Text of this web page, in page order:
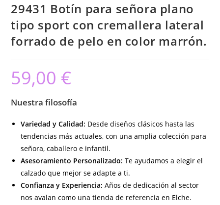
29431 Botín para señora plano
tipo sport con cremallera lateral
forrado de pelo en color marrón.
59,00 €
Nuestra filosofía
Variedad y Calidad: Desde diseños clásicos hasta las
tendencias más actuales, con una amplia colección para
señora, caballero e infantil.
Asesoramiento Personalizado: Te ayudamos a elegir el
calzado que mejor se adapte a ti.
Confianza y Experiencia: Años de dedicación al sector
nos avalan como una tienda de referencia en Elche.